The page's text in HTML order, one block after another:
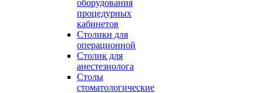
оборудования
процедурных
кабинетов
Столики для
операционной
Столик для
анестезиолога
Столы
стоматологические